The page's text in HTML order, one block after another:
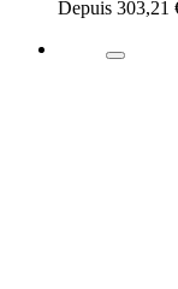
Depuis 303,21